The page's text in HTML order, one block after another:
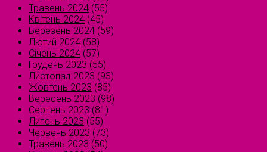
Травень 2024 (55)
Квітень 2024 (45)
Березень 2024 (59)
Лютий 2024 (58)
Січень 2024 (57)
Грудень 2023 (55)
Листопад 2023 (93)
Жовтень 2023 (85)
Вересень 2023 (98)
Серпень 2023 (81)
Липень 2023 (55)
Червень 2023 (73)
Травень 2023 (50)